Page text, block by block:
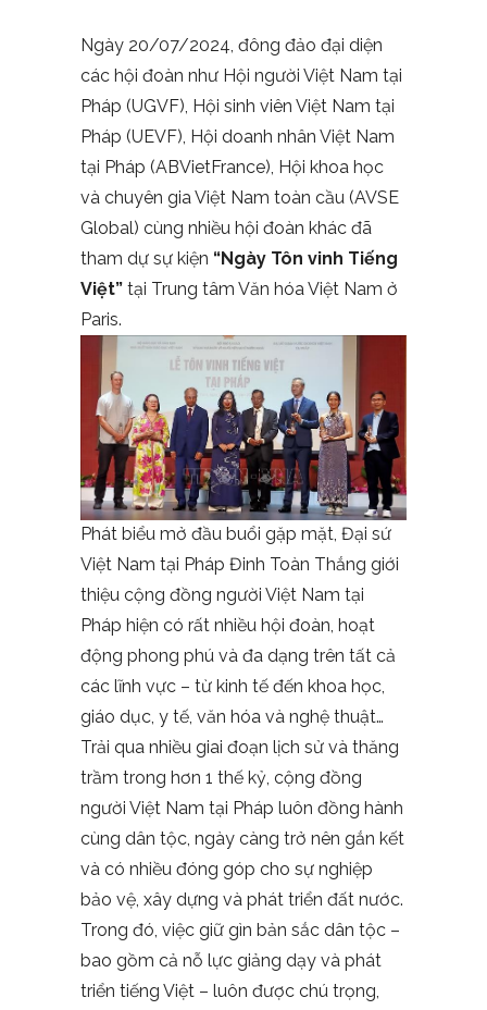
Ngày 20/07/2024, đông đảo đại diện
các hội đoàn như Hội người Việt Nam tại
Pháp (UGVF), Hội sinh viên Việt Nam tại
Pháp (UEVF), Hội doanh nhân Việt Nam
tại Pháp (ABVietFrance), Hội khoa học
và chuyên gia Việt Nam toàn cầu (AVSE
Global) cùng nhiều hội đoàn khác đã
tham dự sự kiện “Ngày Tôn vinh Tiếng
Việt” tại Trung tâm Văn hóa Việt Nam ở
Paris.
Phát biểu mở đầu buổi gặp mặt, Đại sứ
Việt Nam tại Pháp Đinh Toàn Thắng giới
thiệu cộng đồng người Việt Nam tại
Pháp hiện có rất nhiều hội đoàn, hoạt
động phong phú và đa dạng trên tất cả
các lĩnh vực – từ kinh tế đến khoa học,
giáo dục, y tế, văn hóa và nghệ thuật…
Trải qua nhiều giai đoạn lịch sử và thăng
trầm trong hơn 1 thế kỷ, cộng đồng
người Việt Nam tại Pháp luôn đồng hành
cùng dân tộc, ngày càng trở nên gắn kết
và có nhiều đóng góp cho sự nghiệp
bảo vệ, xây dựng và phát triển đất nước.
Trong đó, việc giữ gìn bản sắc dân tộc –
bao gồm cả nỗ lực giảng dạy và phát
triển tiếng Việt – luôn được chú trọng,